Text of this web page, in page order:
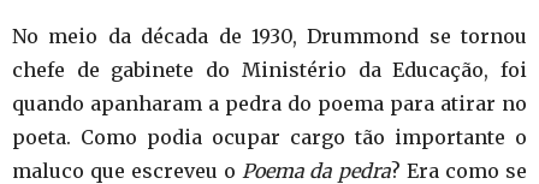
No meio da década de 1930, Drummond se tornou
chefe de gabinete do Ministério da Educação, foi
quando apanharam a pedra do poema para atirar no
poeta. Como podia ocupar cargo tão importante o
maluco que escreveu o Poema da pedra? Era como se